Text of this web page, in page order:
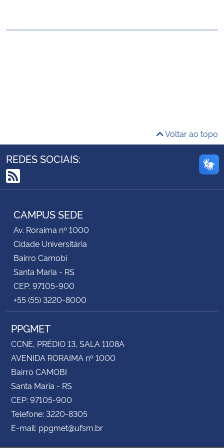
Ministério do Desenvolvimento Regional
Ministério da Mulher, da Família e dos Direitos Humanos
Secretaria-Geral
Secretaria de Governo
Gabinete de Segurança Institucional
Advocacia-Geral da União
Voltar ao topo
REDES SOCIAIS:
RSS
CAMPUS SEDE
Av. Roraima nº 1000
Cidade Universitária
Bairro Camobi
Santa Maria - RS
CEP: 97105-900
+55 (55) 3220-8000
PPGMET
CCNE, PRÉDIO 13, SALA 1108A
AVENIDA RORAIMA nº 1000
Bairro CAMOBI
Santa Maria - RS
CEP: 97105-900
Telefone: 3220-8305
E-mail: ppgmet@ufsm.br